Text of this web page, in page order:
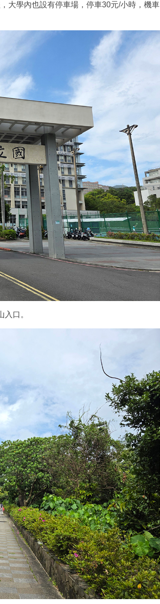
大學內也設有停車場，停車30元/小時，機車
口。